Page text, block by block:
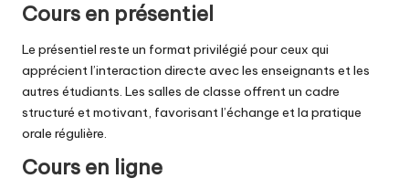
Cours en présentiel
Le présentiel reste un format privilégié pour ceux qui
apprécient l’interaction directe avec les enseignants et les
autres étudiants. Les salles de classe offrent un cadre
structuré et motivant, favorisant l’échange et la pratique
orale régulière.
Cours en ligne